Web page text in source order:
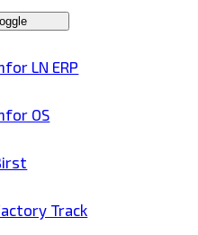
LN ERP
OS
Track